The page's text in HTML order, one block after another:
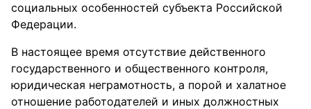
социальных особенностей субъекта Российской
Федерации.
В настоящее время отсутствие действенного
государственного и общественного контроля,
юридическая неграмотность, а порой и халатное
отношение работодателей и иных должностных